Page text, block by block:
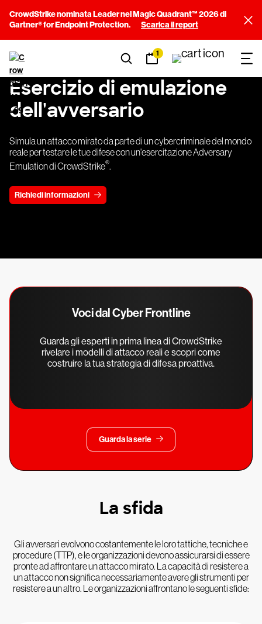
CrowdStrike nominata Leader nel Magic Quadrant™ 2026 di
Gartner® for Endpoint Protection.
Scarica il report
1
Esercizio di emulazione
dell'avversario
Simula un attacco mirato da parte di un cybercriminale del mondo
reale per testare le tue difese con un'esercitazione Adversary
Emulation di CrowdStrike®.
Richiedi informazioni
Voci dal Cyber Frontline
Guarda gli esperti in prima linea di CrowdStrike
rivelare i modelli di attacco reali e scopri come
costruire la tua strategia di difesa proattiva.
Guarda la serie
La sfida
Gli avversari evolvono costantemente le loro tattiche, tecniche e
procedure (TTP), e le organizzazioni devono assicurarsi di essere
pronte ad affrontare un attacco mirato. La capacità di resistere a
un attacco non significa necessariamente avere gli strumenti per
resistere a un altro. Le organizzazioni affrontano le seguenti sfide: